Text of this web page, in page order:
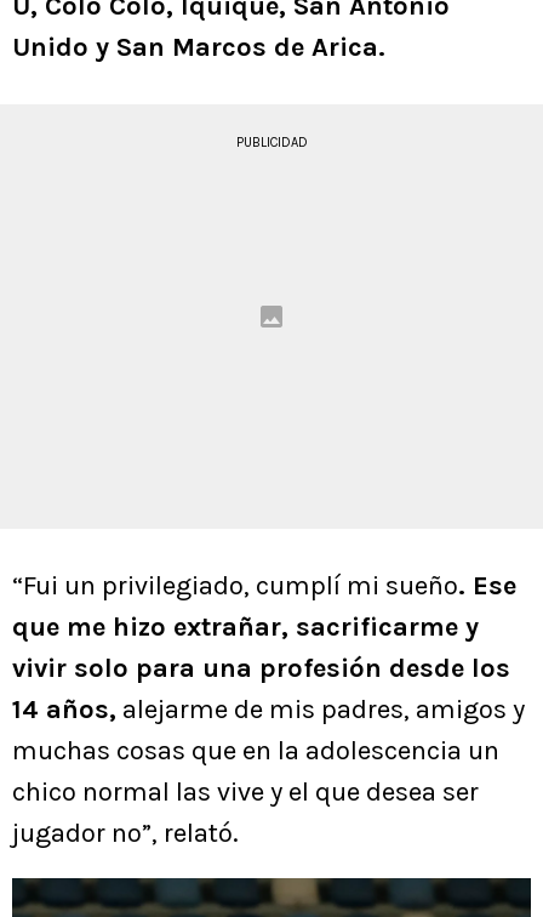
U, Colo Colo, Iquique, San Antonio
Unido y San Marcos de Arica.
PUBLICIDAD
“Fui un privilegiado, cumplí mi sueño. Ese
que me hizo extrañar, sacrificarme y
vivir solo para una profesión desde los
14 años, alejarme de mis padres, amigos y
muchas cosas que en la adolescencia un
chico normal las vive y el que desea ser
jugador no”, relató.